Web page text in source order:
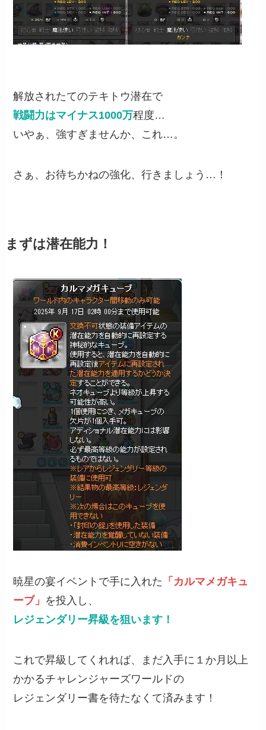
解放されたてのテキトウ潜在で
戦闘力はマイナス1000万程度…
いやぁ、強すぎませんか、これ…。
さぁ、お待ちかねの強化、行きましょう…！
まずは潜在能力！
暁星の宴イベントで手に入れた 「カルマメガキュ
ーブ」 を投入し、
レジェンダリー昇級を狙います！
これで昇級してくれれば、まだ入手に１か月以上
かかるチャレンジャーズワールドの
レジェンダリー書を待たなくて済みます！